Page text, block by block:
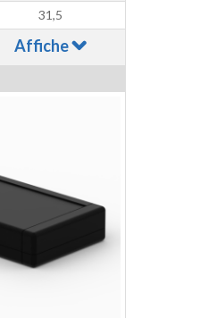
31,5
Affiche